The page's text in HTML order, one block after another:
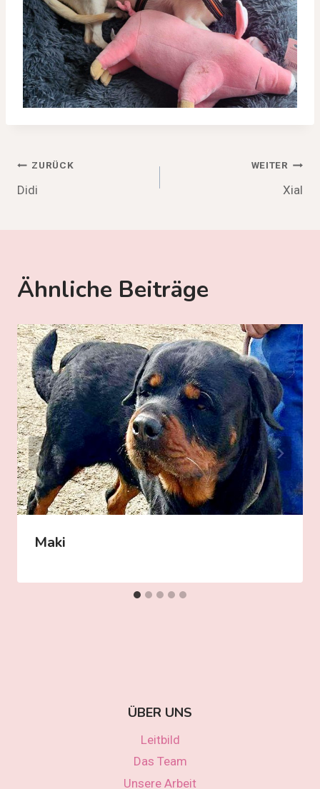
Beitragsnavigation
ZURÜCK
Didi
WEITER
Xial
Ähnliche Beiträge
Maki
ÜBER UNS
Leitbild
Das Team
Unsere Arbeit